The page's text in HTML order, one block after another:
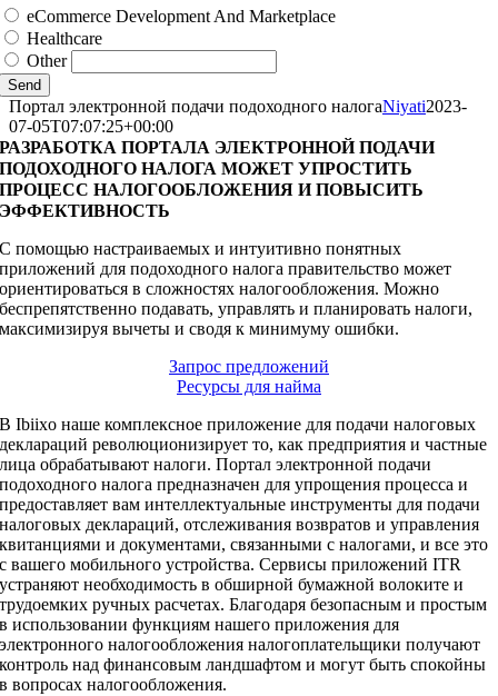
eCommerce Development And Marketplace
Healthcare
Other
Send
Портал электронной подачи подоходного налогаNiyati2023-
07-05T07:07:25+00:00
РАЗРАБОТКА ПОРТАЛА ЭЛЕКТРОННОЙ ПОДАЧИ
ПОДОХОДНОГО НАЛОГА МОЖЕТ УПРОСТИТЬ
ПРОЦЕСС НАЛОГООБЛОЖЕНИЯ И ПОВЫСИТЬ
ЭФФЕКТИВНОСТЬ
С помощью настраиваемых и интуитивно понятных
приложений для подоходного налога правительство может
ориентироваться в сложностях налогообложения. Можно
беспрепятственно подавать, управлять и планировать налоги,
максимизируя вычеты и сводя к минимуму ошибки.
Запрос предложений
Ресурсы для найма
В Ibiixo наше комплексное приложение для подачи налоговых
деклараций революционизирует то, как предприятия и частные
лица обрабатывают налоги. Портал электронной подачи
подоходного налога предназначен для упрощения процесса и
предоставляет вам интеллектуальные инструменты для подачи
налоговых деклараций, отслеживания возвратов и управления
квитанциями и документами, связанными с налогами, и все это
с вашего мобильного устройства. Сервисы приложений ITR
устраняют необходимость в обширной бумажной волоките и
трудоемких ручных расчетах. Благодаря безопасным и простым
в использовании функциям нашего приложения для
электронного налогообложения налогоплательщики получают
контроль над финансовым ландшафтом и могут быть спокойны
в вопросах налогообложения.